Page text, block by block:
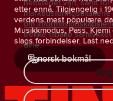
etter ennå. Tilgjengelig i
verdens mest populære
Musikkmodus, Pass,
slags forbindelser. Last
norsk bokmål
nettstedet vårt, samt
om
trekke tilbake
dine.